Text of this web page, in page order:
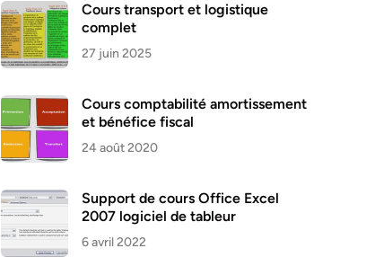
Cours transport et logistique
complet
27 juin 2025
Cours comptabilité amortissement
et bénéfice fiscal
24 août 2020
Support de cours Office Excel
2007 logiciel de tableur
6 avril 2022